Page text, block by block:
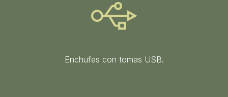
Enchufes con tomas USB.